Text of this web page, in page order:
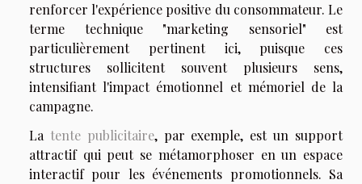
renforcer l'expérience positive du consommateur. Le
terme technique "marketing sensoriel" est
particulièrement pertinent ici, puisque ces
structures sollicitent souvent plusieurs sens,
intensifiant l'impact émotionnel et mémoriel de la
campagne.
La tente publicitaire, par exemple, est un support
attractif qui peut se métamorphoser en un espace
interactif pour les événements promotionnels. Sa